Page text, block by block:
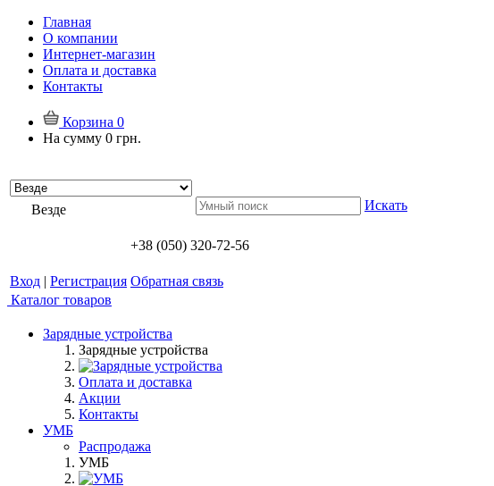
Главная
О компании
Интернет-магазин
Оплата и доставка
Контакты
Корзина 0
На сумму 0 грн.
Везде Искать
+38 (050) 320-72-56
Вход | Регистрация Обратная связь
Каталог товаров
Зарядные устройства
Зарядные устройства
Оплата и доставка
Акции
Контакты
УМБ
Распродажа
УМБ